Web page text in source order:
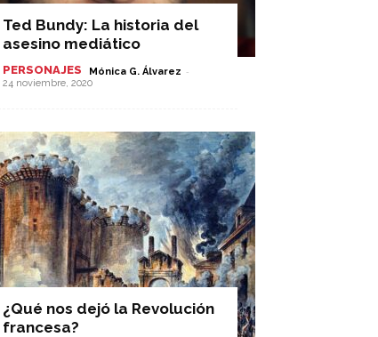
Ted Bundy: La historia del
asesino mediático
PERSONAJES Mónica G. Álvarez -
24 noviembre, 2020
¿Qué nos dejó la Revolución
francesa?